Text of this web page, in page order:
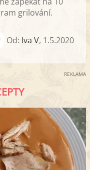
grilování.
Od: Iva V, 1.5.2020
REKLAMA